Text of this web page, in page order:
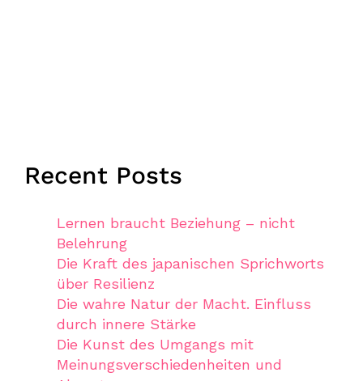
Recent Posts
Lernen braucht Beziehung – nicht
Belehrung
Die Kraft des japanischen Sprichworts
über Resilienz
Die wahre Natur der Macht. Einfluss
durch innere Stärke
Die Kunst des Umgangs mit
Meinungsverschiedenheiten und